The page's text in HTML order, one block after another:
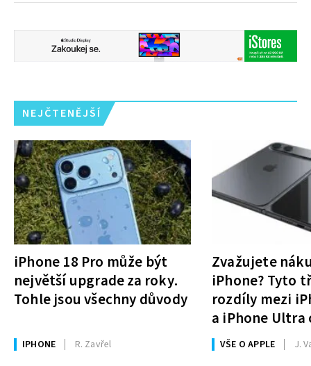
NEJČTENĚJŠÍ
iPhone 18 Pro může být
největší upgrade za roky.
Tohle jsou všechny důvody
IPHONE R. Zavřel
Zvažujete
iPhone? Tyto
rozdíly mezi
a iPhone Ultra
rozhodnutí
VŠE O APPLE J.